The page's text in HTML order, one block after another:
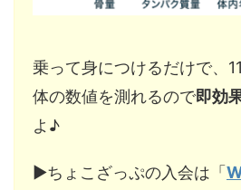
乗って身につけるだけで、
体の数値を測れるので即効
よ♪
▶︎ちょこざっぷの入会は「